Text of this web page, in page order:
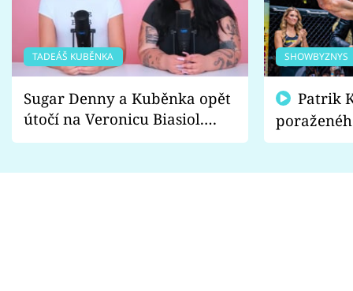
TADEÁŠ KUBĚNKA
Sugar Denny a Kuběnka opět
útočí na Veronicu Biasiol.
Proč je podle nich falešná a
SHOWBYZNYS
fanoušci